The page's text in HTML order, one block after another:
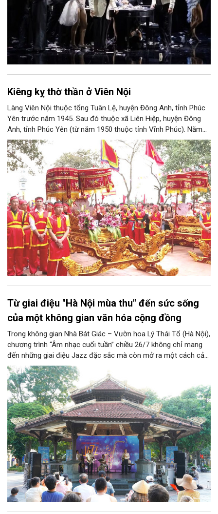
Kiêng kỵ thờ thần ở Viên Nội
Làng Viên Nội thuộc tổng Tuân Lệ, huyện Đông Anh, tỉnh Phúc
Yên trước năm 1945. Sau đó thuộc xã Liên Hiệp, huyện Đông
Anh, tỉnh Phúc Yên (từ năm 1950 thuộc tỉnh Vĩnh Phúc). Năm
1961, làng được sáp nhập vào Hà Nội. Năm 1965, Viên Nội
thuộc xã Vân Nội; từ ngày 1/7/2025 thuộc xã Phúc Thịnh, Hà
Nội. Viên Nội thờ hai vị thần là Đống Băng và Uông Tá (thời
Hùng Vương thứ 18) cùng Diệu La công chúa, nữ tướng thời Hai
Bà Trưng.
Từ giai điệu "Hà Nội mùa thu" đến sức sống
của một không gian văn hóa cộng đồng
Trong không gian Nhà Bát Giác – Vườn hoa Lý Thái Tổ (Hà Nội),
chương trình “Âm nhạc cuối tuần” chiều 26/7 không chỉ mang
đến những giai điệu Jazz đặc sắc mà còn mở ra một cách cảm
nhận mới về Hà Nội. Điểm nhấn của chương trình là ca khúc “Hà
Nội mùa thu” của nhạc sĩ Vũ Thanh đã đưa hình ảnh Thủ đô
hiện lên bằng vẻ đẹp tinh tế, giàu chiều sâu văn hóa, qua đó
khẳng định vai trò của nghệ thuật trong việc kiến tạo không
gian văn hóa cộng đồng và lan tỏa những giá trị bền vững của
thành phố.